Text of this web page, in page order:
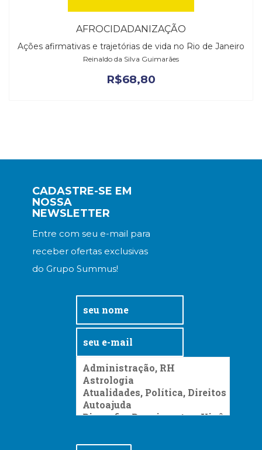
AFROCIDADANIZAÇÃO
Ações afirmativas e trajetórias de vida no Rio de Janeiro
Reinaldo da Silva Guimarães
R$68,80
CADASTRE-SE EM
NOSSA
NEWSLETTER
Entre com seu e-mail para
receber ofertas exclusivas
do Grupo Summus!